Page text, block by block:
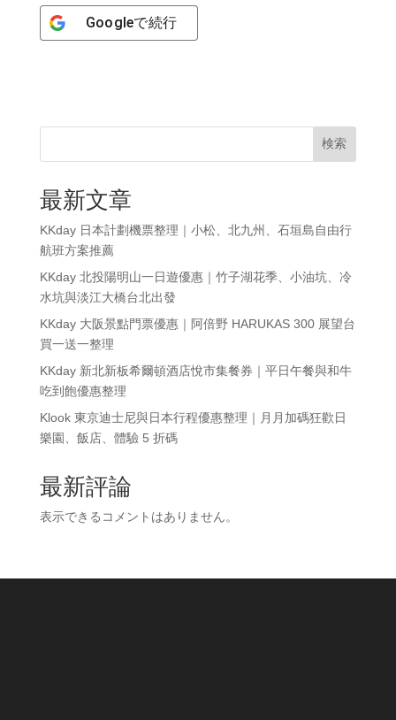
Googleで続行
検索
最新文章
KKday 日本計劃機票整理｜小松、北九州、石垣島自由行
航班方案推薦
KKday 北投陽明山一日遊優惠｜竹子湖花季、小油坑、冷
水坑與淡江大橋台北出發
KKday 大阪景點門票優惠｜阿倍野 HARUKAS 300 展望台
買一送一整理
KKday 新北新板希爾頓酒店悅市集餐券｜平日午餐與和牛
吃到飽優惠整理
Klook 東京迪士尼與日本行程優惠整理｜月月加碼狂歡日
樂園、飯店、體驗 5 折碼
最新評論
表示できるコメントはありません。